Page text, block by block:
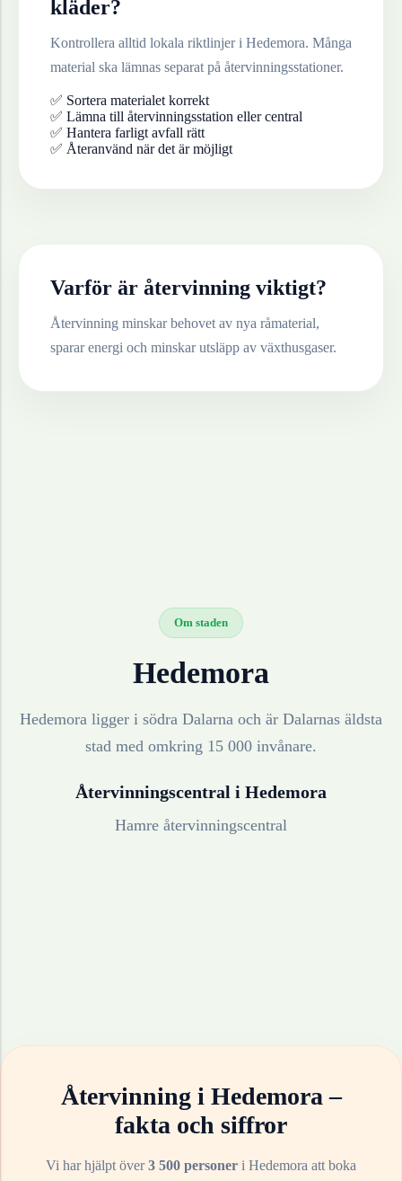
kläder?
Kontrollera alltid lokala riktlinjer i Hedemora. Många
material ska lämnas separat på återvinningsstationer.
✅ Sortera materialet korrekt
✅ Lämna till återvinningsstation eller central
✅ Hantera farligt avfall rätt
✅ Återanvänd när det är möjligt
Varför är återvinning viktigt?
Återvinning minskar behovet av nya råmaterial,
sparar energi och minskar utsläpp av växthusgaser.
Om staden
Hedemora
Hedemora ligger i södra Dalarna och är Dalarnas äldsta
stad med omkring 15 000 invånare.
Återvinningscentral i Hedemora
Hamre återvinningscentral
Återvinning i Hedemora–
fakta och siffror
Vi har hjälpt över3 500 personer i Hedemora att boka